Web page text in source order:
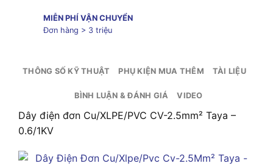
MIỄN PHÍ VẬN CHUYỂN
Đơn hàng > 3 triệu
THÔNG SỐ KỸ THUẬT PHỤ KIỆN MUA THÊM TÀI LIỆU
BÌNH LUẬN & ĐÁNH GIÁ VIDEO
Dây điện đơn Cu/XLPE/PVC CV-2.5mm² Taya –
0.6/1KV